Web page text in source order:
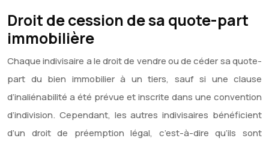
Droit de cession de sa quote-part
immobilière
Chaque indivisaire a le droit de vendre ou de céder sa quote-
part du bien immobilier à un tiers, sauf si une clause
d’inaliénabilité a été prévue et inscrite dans une convention
d’indivision. Cependant, les autres indivisaires bénéficient
d’un droit de préemption légal, c’est-à-dire qu’ils sont